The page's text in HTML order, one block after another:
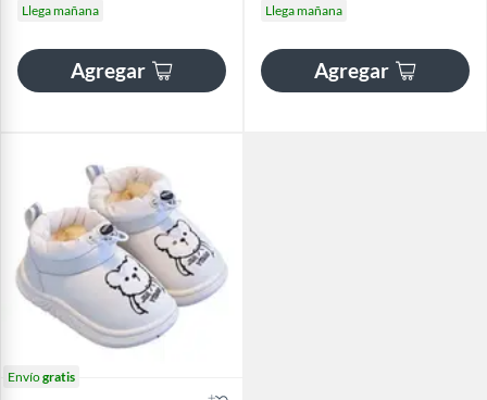
Llega mañana
Agregar
Llega mañana
Agregar
Envíogratis